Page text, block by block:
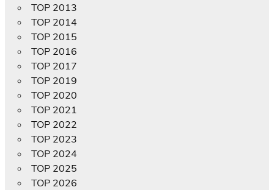
TOP 2013
TOP 2014
TOP 2015
TOP 2016
TOP 2017
TOP 2019
TOP 2020
TOP 2021
TOP 2022
TOP 2023
TOP 2024
TOP 2025
TOP 2026